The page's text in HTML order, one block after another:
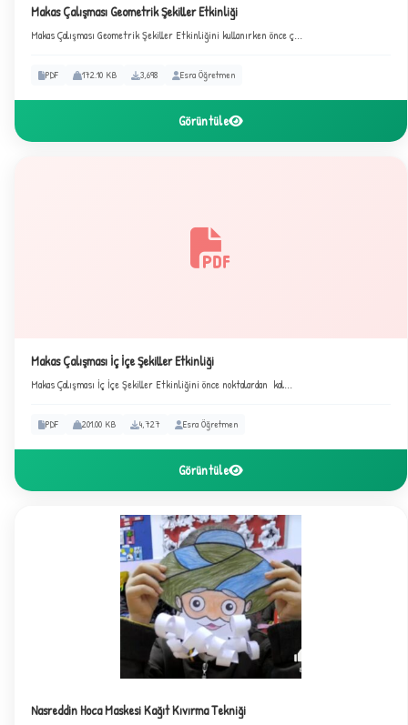
Makas Çalışması Geometrik Şekiller Etkinliği
Makas Çalışması Geometrik Şekiller Etkinliğini kullanırken önce ç...
PDF 172.10 KB 3,698 Esra Öğretmen
Görüntüle
Makas Çalışması İç İçe Şekiller Etkinliği
Makas Çalışması İç İçe Şekiller Etkinliğini önce noktalardan kal...
PDF 201.00 KB 4,727 Esra Öğretmen
Görüntüle
Nasreddin Hoca Maskesi Kağıt Kıvırma Tekniği